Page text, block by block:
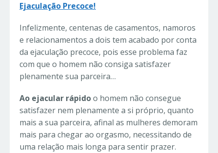
Ejaculação Precoce!
Infelizmente, centenas de casamentos, namoros
e relacionamentos a dois tem acabado por conta
da ejaculação precoce, pois esse problema faz
com que o homem não consiga satisfazer
plenamente sua parceira…
Ao ejacular rápidoo homem não consegue
satisfazer nem plenamente a si próprio, quanto
mais a sua parceira, afinal as mulheres demoram
mais para chegar ao orgasmo, necessitando de
uma relação mais longa para sentir prazer.